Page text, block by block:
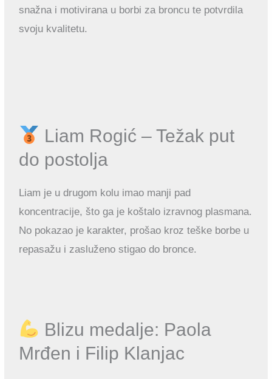
snažna i motivirana u borbi za broncu te potvrdila
svoju kvalitetu.
Liam Rogić – Težak put
do postolja
Liam je u drugom kolu imao manji pad
koncentracije, što ga je koštalo izravnog plasmana.
No pokazao je karakter, prošao kroz teške borbe u
repasažu i zasluženo stigao do bronce.
Blizu medalje: Paola
Mrđen i Filip Klanjac